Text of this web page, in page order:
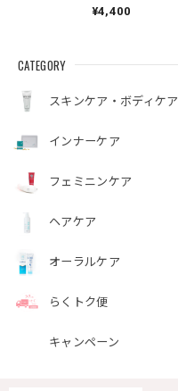
¥4,400
CATEGORY
スキンケア・ボディケア
インナーケア
フェミニンケア
ヘアケア
オーラルケア
らくトク便
キャンペーン